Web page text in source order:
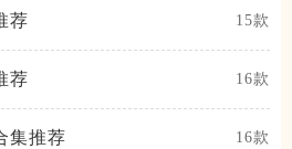
荐 15款
荐 16款
集推荐 16款